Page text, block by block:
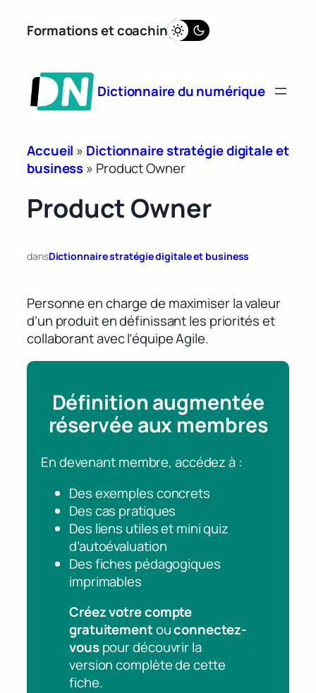
Formations et coaching
Dictionnaire du numérique
Accueil » Dictionnaire stratégie digitale et
business» Product Owner
Product Owner
dansDictionnaire stratégie digitale et business
Personne en charge de maximiser la valeur
d’un produit en définissant les priorités et
collaborant avec l’équipe Agile.
Définition augmentée
réservée aux membres
En devenant membre, accédez à :
Des exemples concrets
Des cas pratiques
Des liens utiles et mini quiz
d’autoévaluation
Des fiches pédagogiques
imprimables
Créez votre compte
gratuitementouconnectez-
vouspour découvrir la
version complète de cette
fiche.